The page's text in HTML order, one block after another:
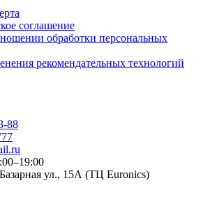
соглашение
обработки персональных
рекомендательных технологий
88
ул., 15А (ТЦ Euronics)